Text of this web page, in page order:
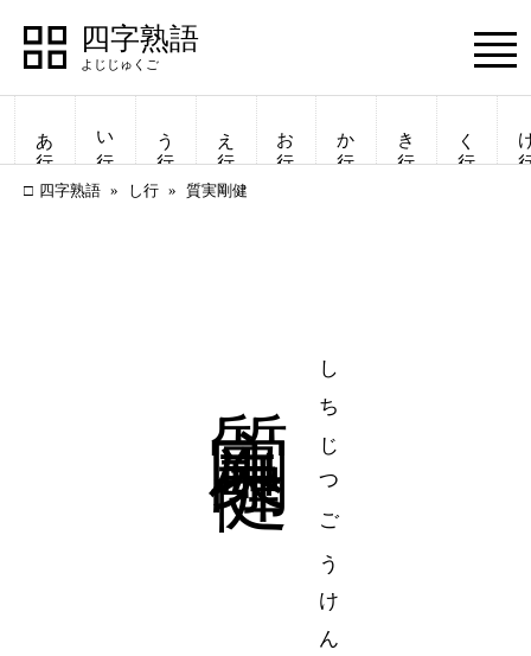
四字熟語
四字熟語
一覧表示
Menu
あ行 い行 う行 え行 お行 か行 き行 く行
四字熟語 し行 質実剛健
しちじつごうけん
四字熟語
一覧表示